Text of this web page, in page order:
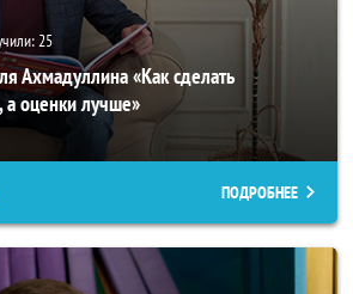
25
Ахмадуллина «Как сделать
оценки лучше»
ПОДРОБНЕЕ